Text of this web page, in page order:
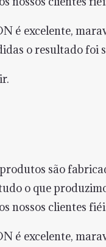
é excelente,
o resultado foi
são
o que
nossos clientes
é excelente,